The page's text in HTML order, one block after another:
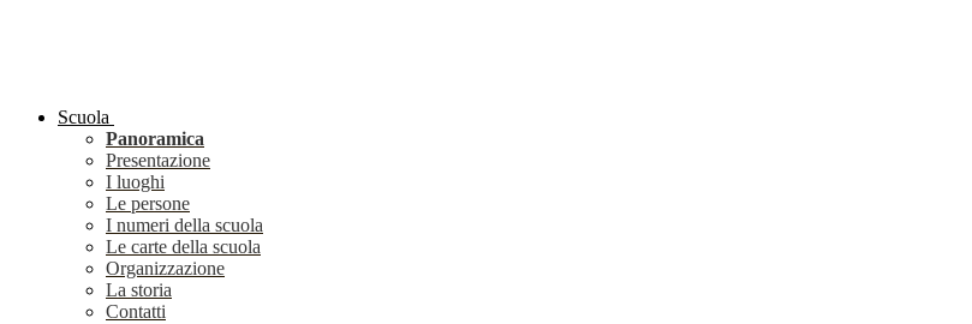
Scuola
Panoramica
Presentazione
I luoghi
Le persone
I numeri della scuola
Le carte della scuola
Organizzazione
La storia
Contatti